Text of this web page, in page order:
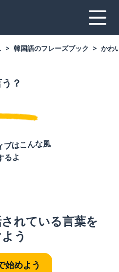
韓国語のフレーズブック かわ
？
ブはこんな風
るよ
れている言葉を
う
始めよう